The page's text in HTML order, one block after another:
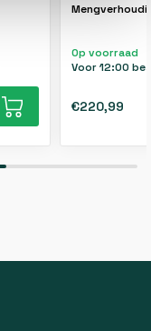
Op voorraad
Voor 12:00
€220,99